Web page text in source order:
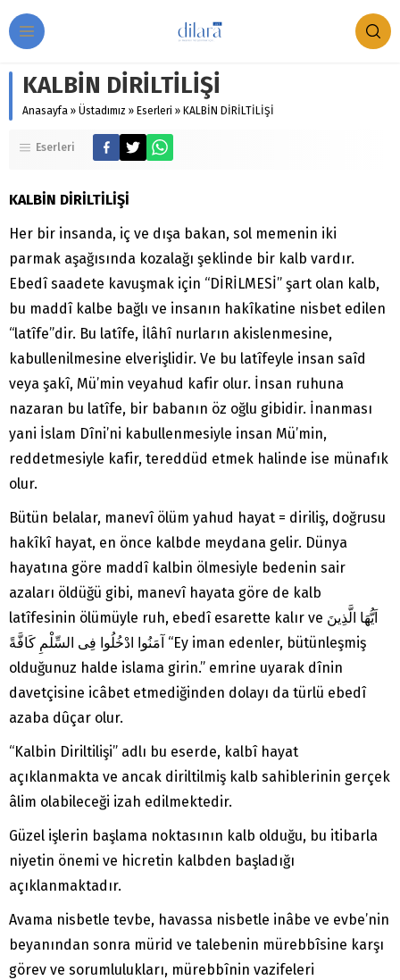
KALBİN DİRİLTİLİŞİ
Anasayfa » Üstadımız » Eserleri » KALBİN DİRİLTİLİŞİ
Eserleri
KALBİN DİRİLTİLİŞİ
Her bir insanda, iç ve dışa bakan, sol memenin iki
parmak aşağısında kozalağı şeklinde bir kalb vardır.
Ebedî saadete kavuşmak için “DİRİLMESİ” şart olan kalb,
bu maddî kalbe bağlı ve insanın hakîkatine nisbet edilen
“latîfe”dir. Bu latîfe, İlâhî nurların akislenmesine,
kabullenilmesine elverişlidir. Ve bu latîfeyle insan saîd
veya şakî, Mü’min veyahud kafir olur. İnsan ruhuna
nazaran bu latîfe, bir babanın öz oğlu gibidir. İnanması
yani İslam Dîni’ni kabullenmesiyle insan Mü’min,
reddetmesiyle kafir, tereddüd etmek halinde ise münafık
olur.
Bütün belalar, manevî ölüm yahud hayat = diriliş, doğrusu
hakîkî hayat, en önce kalbde meydana gelir. Dünya
hayatına göre maddî kalbin ölmesiyle bedenin sair
azaları öldüğü gibi, manevî hayata göre de kalb
latîfesinin ölümüyle ruh, ebedî esarette kalır ve اَيُّهَا الَّذِينَ
آمَنُوا ادْخُلُوا فِى السِّلْمِ كَافَّةً “Ey iman edenler, bütünleşmiş
olduğunuz halde islama girin.” emrine uyarak dînin
davetçisine icâbet etmediğinden dolayı da türlü ebedî
azaba dûçar olur.
“Kalbin Diriltilişi” adlı bu eserde, kalbî hayat
açıklanmakta ve ancak diriltilmiş kalb sahiblerinin gerçek
âlim olabileceği izah edilmektedir.
Güzel işlerin başlama noktasının kalb olduğu, bu itibarla
niyetin önemi ve hicretin kalbden başladığı
açıklanmaktadır.
Avama nisbetle tevbe, havassa nisbetle inâbe ve evbe’nin
beyanından sonra mürid ve talebenin mürebbîsine karşı
görev ve sorumlulukları, mürebbînin vazifeleri